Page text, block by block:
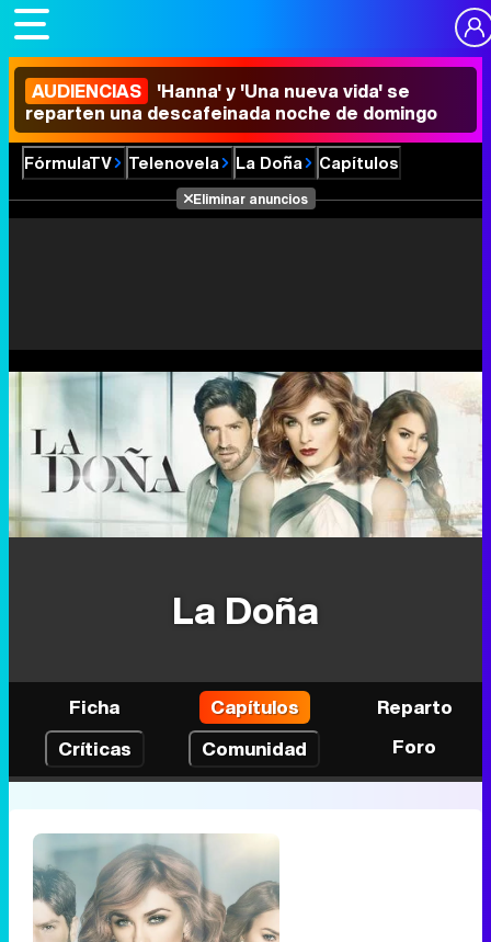
AUDIENCIAS 'Hanna' y 'Una nueva vida' se
reparten una descafeinada noche de domingo
FórmulaTV Telenovela La Doña Capítulos
Eliminar anuncios
La Doña
Ficha Capítulos
Reparto
Críticas
Comunidad Foro